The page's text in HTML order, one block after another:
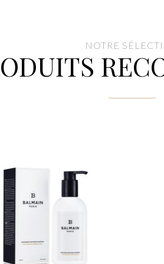
NOTRE